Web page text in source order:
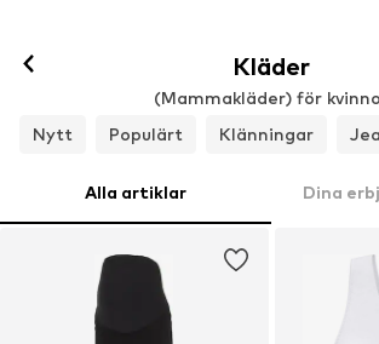
Kläder
(Mammakläder) för
Nytt
Populärt Klänningar
Alla artiklar Dina